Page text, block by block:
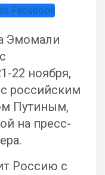
Эмомали
22 ноября,
с российским
Путиным,
на пресс-
Россию с